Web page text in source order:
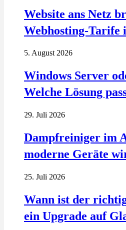
Website ans Netz
Webhosting-Tarife
5. August 2026
Windows Server
Welche Lösung
29. Juli 2026
Dampfreiniger im
moderne Geräte
25. Juli 2026
Wann ist der
ein Upgrade auf